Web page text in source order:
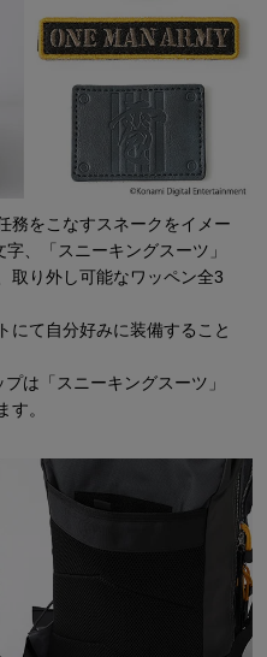
務をこなすスネークをイメー
、「スニーキングスーツ」
取り外し可能なワッペン全3
にて自分好みに装備すること
は「スニーキングスーツ」
す。